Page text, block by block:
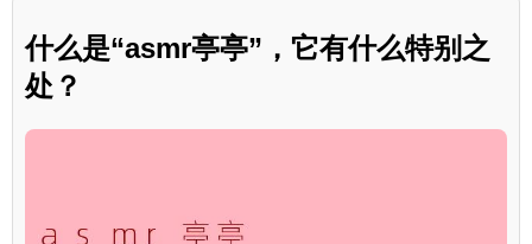
什么是“asmr亭亭”，它有什么特别之
处？